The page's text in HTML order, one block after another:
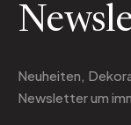
Neuheiten,
Newsletterum